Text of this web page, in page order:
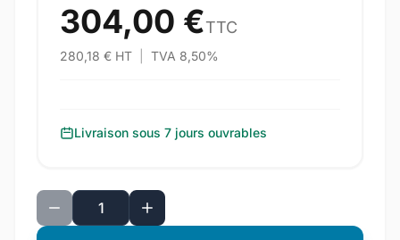
304,00 €TTC
280,18 € HT TVA 8,50%
Livraison sous 7 jours ouvrables